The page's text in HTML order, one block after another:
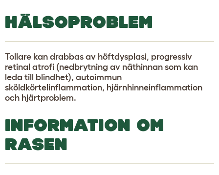
HÄLSOPROBLEM
Tollare kan drabbas av höftdysplasi, progressiv
retinal atrofi (nedbrytning av näthinnan som kan
leda till blindhet), autoimmun
sköldkörtelinflammation, hjärnhinneinflammation
och hjärtproblem.
INFORMATION OM
RASEN